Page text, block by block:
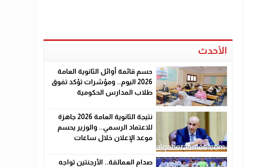
الأحدث
حسم قائمة أوائل الثانوية العامة
2026 اليوم.. ومؤشرات تؤكد تفوق
طلاب المدارس الحكومية
نتيجة الثانوية العامة 2026 جاهزة
للاعتماد الرسمي.. والوزير يحسم
موعد الإعلان خلال ساعات
صدام العمالقة.. الأرجنتين تواجه